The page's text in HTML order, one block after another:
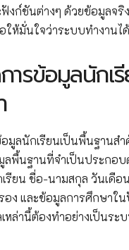
ฟังก์ชันต่างๆ ด้วยข้อมูลจริ
ให้มั่นใจว่าระบบทำงานไ
ารข้อมูลนักเ
มูลนักเรียนเป็นพื้นฐานส
ลพื้นฐานที่จำเป็นประกอบ
รียน ชื่อ-นามสกุล วันเดือ
ง และข้อมูลการศึกษาใ
หล่านี้ต้องทำอย่างเป็นระ